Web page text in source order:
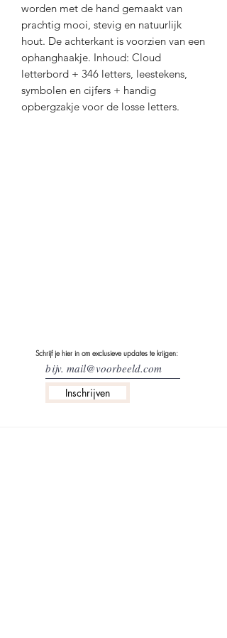
worden met de hand gemaakt van
prachtig mooi, stevig en natuurlijk
hout. De achterkant is voorzien van een
ophanghaakje. Inhoud: Cloud
letterbord + 346 letters, leestekens,
symbolen en cijfers + handig
opbergzakje voor de losse letters.
Schrijf je hier in om exclusieve updates te krijgen:
Inschrijven